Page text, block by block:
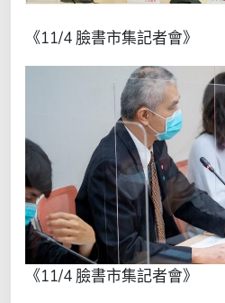
《11/4 臉書市集記者會》
《11/4 臉書市集記者會》